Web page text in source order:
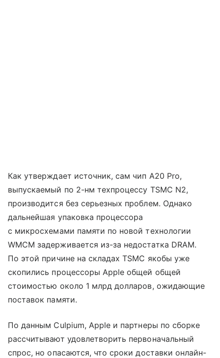
Как утверждает источник, сам чип A20 Pro,
выпускаемый по 2-нм техпроцессу TSMC N2,
производится без серьезных проблем. Однако
дальнейшая упаковка процессора
с микросхемами памяти по новой технологии
WMCM задерживается из-за недостатка DRAM.
По этой причине на складах TSMC якобы уже
скопились процессоры Apple общей общей
стоимостью около 1 млрд долларов, ожидающие
поставок памяти.
По данным Culpium, Apple и партнеры по сборке
рассчитывают удовлетворить первоначальный
спрос, но опасаются, что сроки доставки онлайн-